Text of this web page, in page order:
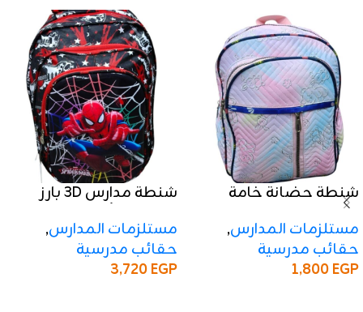
شنطة حضانة خامة
كابتونيه مستوردة
للأطفال
مستلزمات المدارس,
حقائب مدرسية
1,800EGP
شنطة مدارس 3D بارز
مقاس 17
مستلزمات المدارس,
حقائب مدرسية
3,720EGP